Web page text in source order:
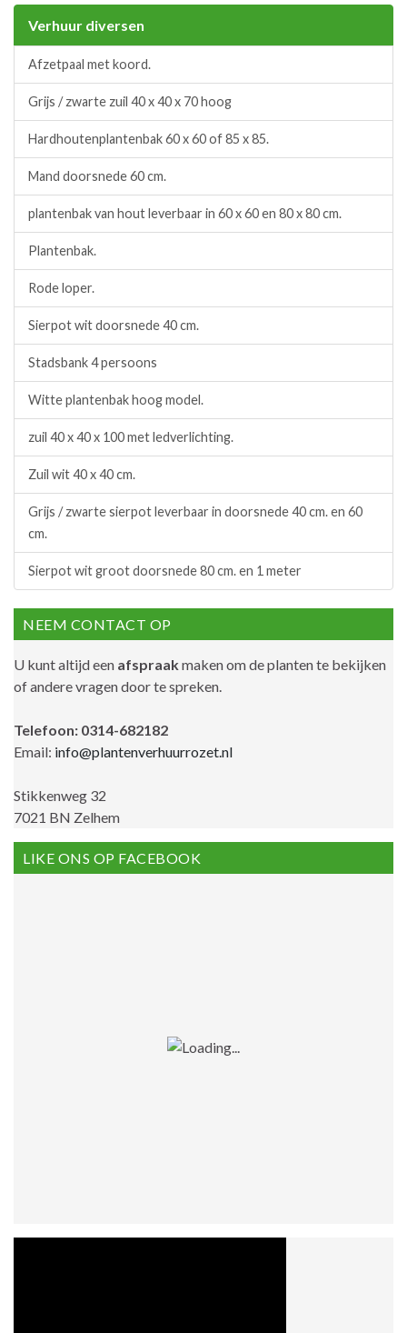
Verhuur diversen
Afzetpaal met koord.
Grijs / zwarte zuil 40 x 40 x 70 hoog
Hardhoutenplantenbak 60 x 60 of 85 x 85.
Mand doorsnede 60 cm.
plantenbak van hout leverbaar in 60 x 60 en 80 x 80 cm.
Plantenbak.
Rode loper.
Sierpot wit doorsnede 40 cm.
Stadsbank 4 persoons
Witte plantenbak hoog model.
zuil 40 x 40 x 100 met ledverlichting.
Zuil wit 40 x 40 cm.
Grijs / zwarte sierpot leverbaar in doorsnede 40 cm. en 60
cm.
Sierpot wit groot doorsnede 80 cm. en 1 meter
NEEM CONTACT OP
U kunt altijd een afspraakmaken om de planten te bekijken
of andere vragen door te spreken.
Telefoon: 0314-682182
Email: info@plantenverhuurrozet.nl
Stikkenweg 32
7021 BN Zelhem
LIKE ONS OP FACEBOOK